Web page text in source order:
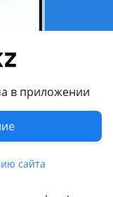
в приложении
сайта
(7-КОНТАКТОВ)
(5-